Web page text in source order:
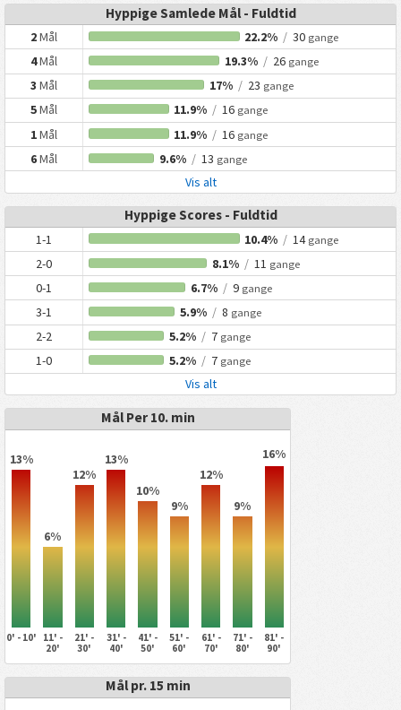
Hyppige Samlede Mål - Fuldtid
2Mål 22.2% / 30 gange
4Mål 19.3% /26 gange
3Mål 17% /23 gange
5Mål 11.9% / 16 gange
1Mål 11.9% / 16 gange
6Mål 9.6% /13 gange
Vis alt
Hyppige Scores - Fuldtid
1-1 10.4% / 14 gange
2-0 8.1% / 11 gange
0-1 6.7% /9 gange
3-1 5.9% /8 gange
2-2 5.2% /7 gange
1-0 5.2% /7 gange
Vis alt
Mål Per 10. min
13%
6%
12%
13%
10%
9%
12%
9%
16%
0' - 10'
11' -
20'
21' -
30'
31' -
40'
41' -
50'
51' -
60'
61' -
70'
71' -
80'
81' -
90'
Mål pr. 15 min